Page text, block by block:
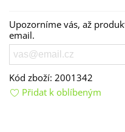
Upozorníme vás, až
email.
Kód zboží: 2001342
Přidat k oblíbeným